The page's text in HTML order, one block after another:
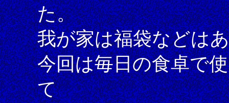
た。
我が家は福袋などは
今回は毎日の食卓で
て